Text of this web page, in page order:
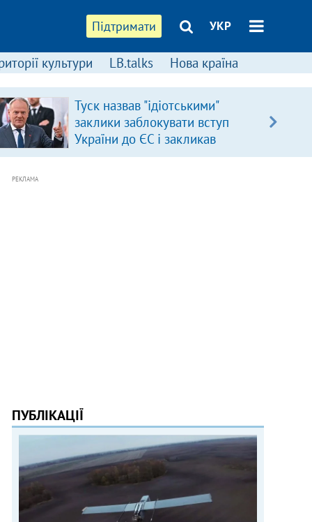
Підтримати УКР
культури LB.talks Нова країна
Туск назвав "ідіотськими"
заклики заблокувати вступ
України до ЄС і закликав
припинити антиукраїнську
РЕКЛАМА
ПУБЛІКАЦІЇ